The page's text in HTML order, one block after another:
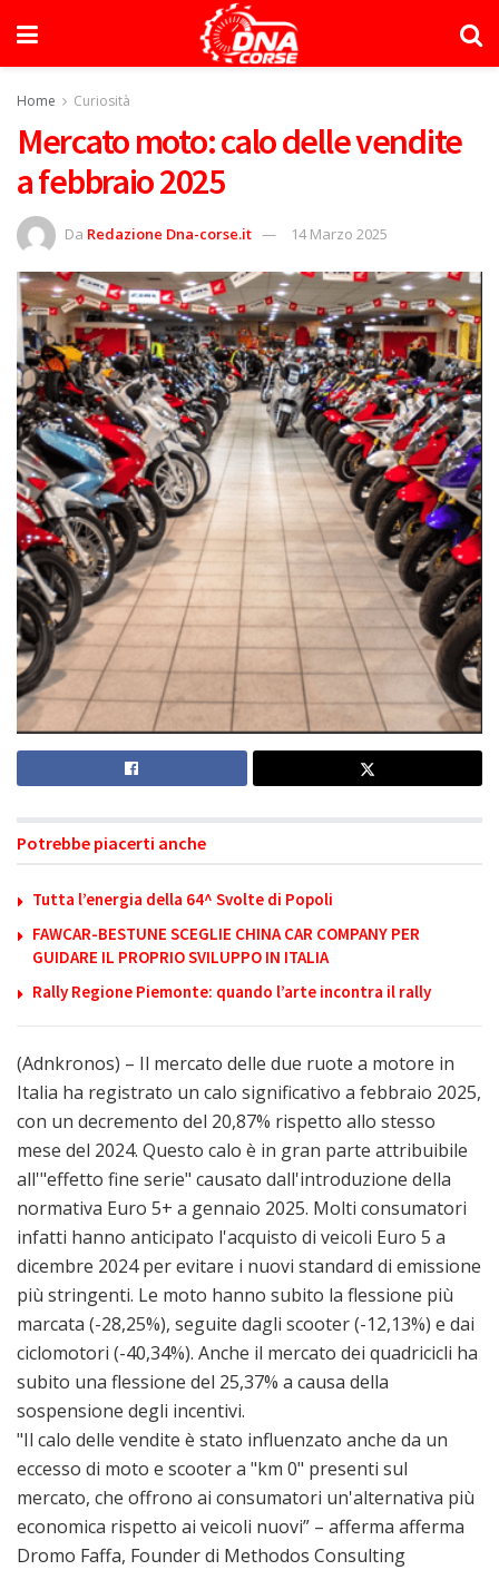
Home Curiosità
Mercato moto: calo delle vendite
a febbraio 2025
Da Redazione Dna-corse.it 14 Marzo 2025
Potrebbe piacerti anche
Tutta l’energia della 64^ Svolte di Popoli
FAWCAR-BESTUNE SCEGLIE CHINA CAR COMPANY PER
GUIDARE IL PROPRIO SVILUPPO IN ITALIA
Rally Regione Piemonte: quando l’arte incontra il rally
(Adnkronos) – Il mercato delle due ruote a motore in
Italia ha registrato un calo significativo a febbraio 2025,
con un decremento del 20,87% rispetto allo stesso
mese del 2024. Questo calo è in gran parte attribuibile
all'"effetto fine serie" causato dall'introduzione della
normativa Euro 5+ a gennaio 2025. Molti consumatori
infatti hanno anticipato l'acquisto di veicoli Euro 5 a
dicembre 2024 per evitare i nuovi standard di emissione
più stringenti. Le moto hanno subito la flessione più
marcata (-28,25%), seguite dagli scooter (-12,13%) e dai
ciclomotori (-40,34%). Anche il mercato dei quadricicli ha
subito una flessione del 25,37% a causa della
sospensione degli incentivi.
"Il calo delle vendite è stato influenzato anche da un
eccesso di moto e scooter a "km 0" presenti sul
mercato, che offrono ai consumatori un'alternativa più
economica rispetto ai veicoli nuovi” – afferma afferma
Dromo Faffa, Founder di Methodos Consulting